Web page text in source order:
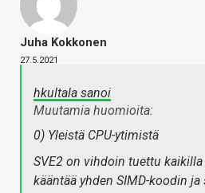
Juha Kokkonen
27.5.2021
hkultala sanoi
Muutamia huomioita:
0) Yleistä CPU-ytimistä
SVE2 on vihdoin tuettu
kääntää yhden SIMD-koodin